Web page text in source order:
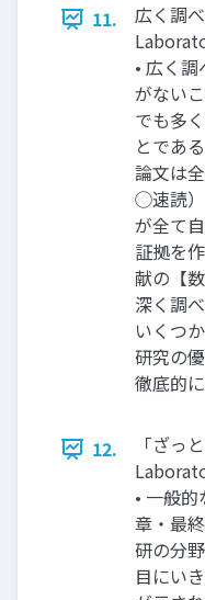
11.
広く調
• 広く
がない
でも多
とであ
論文は
◯速読）
が全て
証拠を
献の【
深く調
いくつ
研究の
徹底的
12.
「ざっ
• 一般
章・最
研の分
目にい